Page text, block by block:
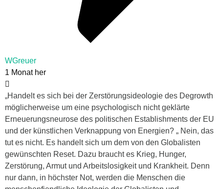
WGreuer
1 Monat her
„Handelt es sich bei der Zerstörungsideologie des Degrowth
möglicherweise um eine psychologisch nicht geklärte
Erneuerungsneurose des politischen Establishments der EU
und der künstlichen Verknappung von Energien? „ Nein, das
tut es nicht. Es handelt sich um dem von den Globalisten
gewünschten Reset. Dazu braucht es Krieg, Hunger,
Zerstörung, Armut und Arbeitslosigkeit und Krankheit. Denn
nur dann, in höchster Not, werden die Menschen die